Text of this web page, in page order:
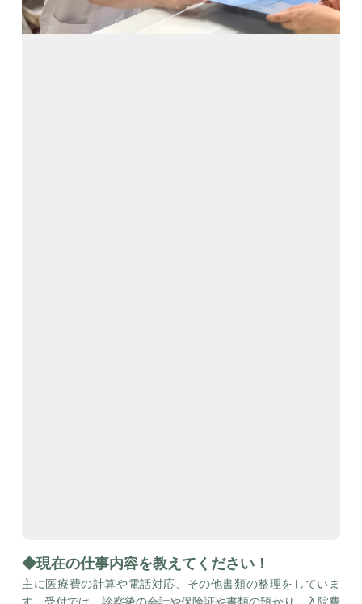
◆現在の仕事内容を教えてください！
主に医療費の計算や電話対応、その他書類の整理をしていま